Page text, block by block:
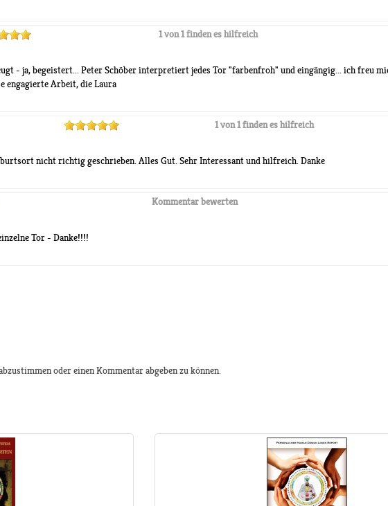
1 von 1 finden es hilfreich
- ja, begeistert... Peter Schöber interpretiert jedes Tor "farbenfroh" und eingängig... ich freu
engagierte Arbeit, die Laura
1 von 1 finden es hilfreich
nicht richtig geschrieben. Alles Gut. Sehr Interessant und hilfreich. Danke
Kommentar bewerten
Tor - Danke!!!!
oder einen Kommentar abgeben zu können.